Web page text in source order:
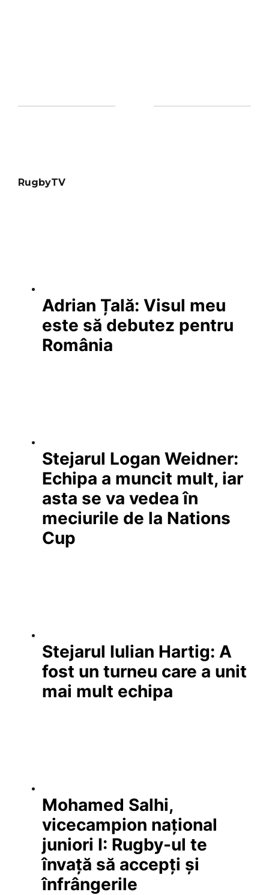
RugbyTV
Adrian Țală: Visul meu
este să debutez pentru
România
Stejarul Logan Weidner:
Echipa a muncit mult, iar
asta se va vedea în
meciurile de la Nations
Cup
Stejarul Iulian Hartig: A
fost un turneu care a unit
mai mult echipa
Mohamed Salhi,
vicecampion național
juniori I: Rugby-ul te
învață să accepți și
înfrângerile